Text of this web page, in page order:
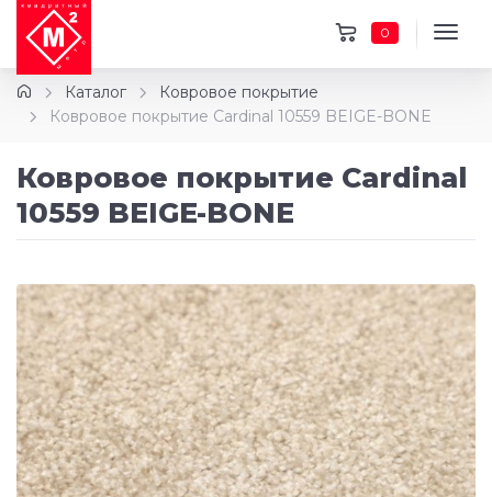
0
Каталог
Ковровое покрытие
Ковровое покрытие Cardinal 10559 BEIGE-BONE
Ковровое покрытие Cardinal
10559 BEIGE-BONE